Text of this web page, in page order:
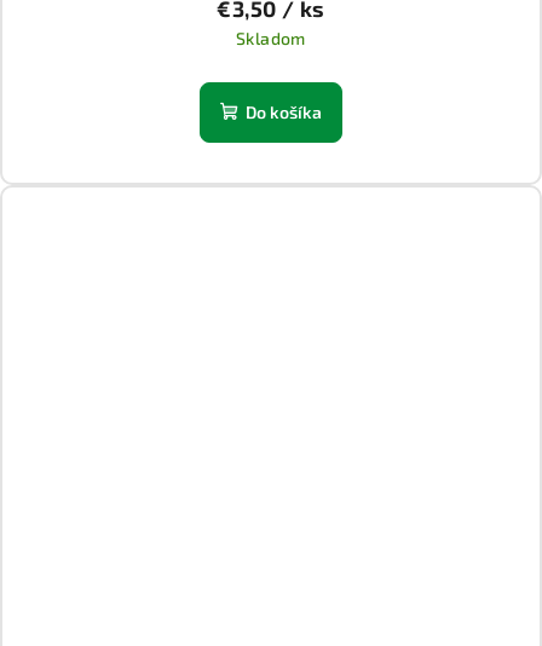
€3,50 / ks
Skladom
Do košíka